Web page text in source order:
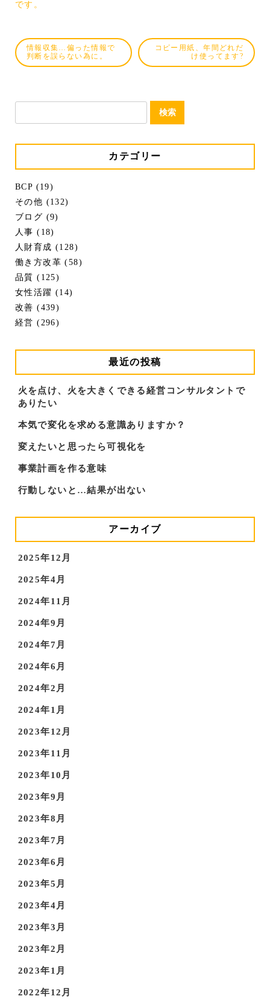
です。
情報収集…偏った情報で
判断を誤らない為に。
コピー用紙、年間どれだ
け使ってます?
検
カテゴリー
BCP (19)
その他 (132)
ブログ (9)
人事 (18)
人財育成 (128)
働き方改革 (58)
品質 (125)
女性活躍 (14)
改善 (439)
経営 (296)
最近の投稿
火を点け、火を大きくできる経営コンサルタントで
ありたい
本気で変化を求める意識ありますか？
変えたいと思ったら可視化を
事業計画を作る意味
行動しないと…結果が出ない
アーカイブ
2025年12月
2025年4月
2024年11月
2024年9月
2024年7月
2024年6月
2024年2月
2024年1月
2023年12月
2023年11月
2023年10月
2023年9月
2023年8月
2023年7月
2023年6月
2023年5月
2023年4月
2023年3月
2023年2月
2023年1月
2022年12月